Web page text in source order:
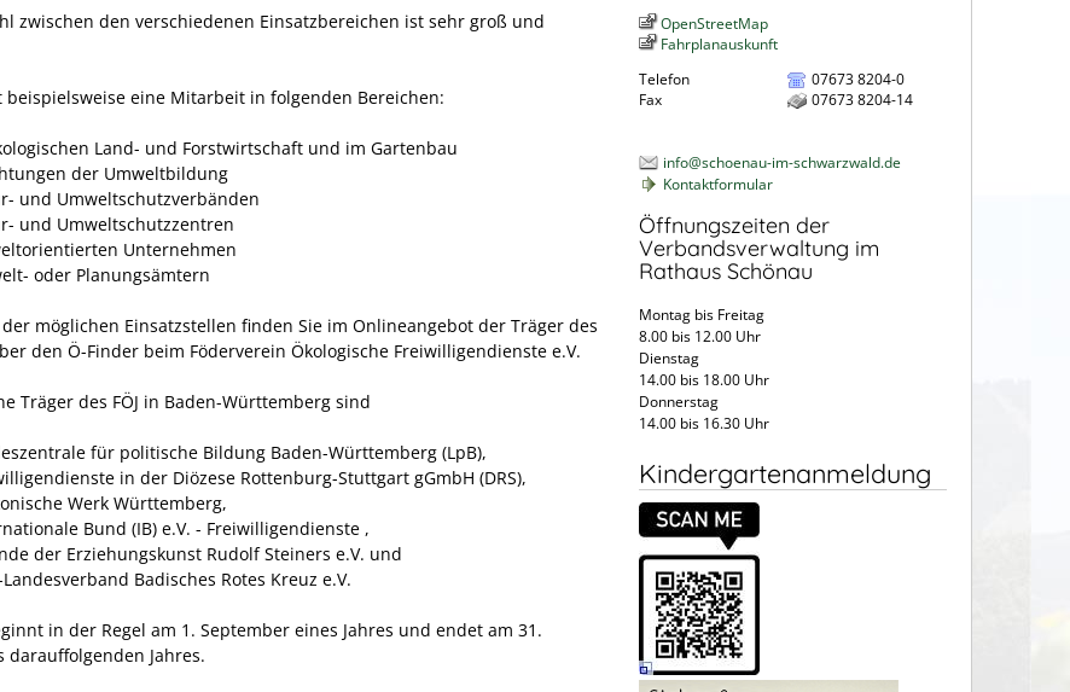
zwischen den verschiedenen Einsatzbereichen ist sehr groß und
beispielsweise eine Mitarbeit in folgenden Bereichen:
Land- und Forstwirtschaft und im Gartenbau
der Umweltbildung
und Umweltschutzverbänden
und Umweltschutzzentren
Unternehmen
oder Planungsämtern
der möglichen Einsatzstellen finden Sie im Onlineangebot der Träger des
den Ö-Finder beim Föderverein Ökologische Freiwilligendienste e.V.
Träger des FÖJ in Baden-Württemberg sind
für politische Bildung Baden-Württemberg (LpB),
in der Diözese Rottenburg-Stuttgart gGmbH (DRS),
Werk Württemberg,
Bund (IB) e.V. - Freiwilligendienste ,
der Erziehungskunst Rudolf Steiners e.V. und
Badisches Rotes Kreuz e.V.
in der Regel am 1. September eines Jahres und endet am 31.
darauffolgenden Jahres.
OpenStreetMap
Fahrplanauskunft
Telefon
07673 8204-0
Fax
07673 8204-14
info@schoenau-im-schwarzwald.de
Kontaktformular
Öffnungszeiten der
Verbandsverwaltung im
Rathaus Schönau
Montag bis Freitag
8.00 bis 12.00 Uhr
Dienstag
14.00 bis 18.00 Uhr
Donnerstag
14.00 bis 16.30 Uhr
Kindergartenanmeldung